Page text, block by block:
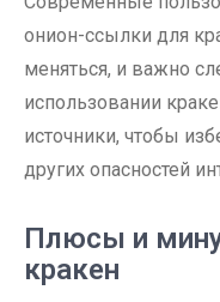
онион-ссылки для
меняться, и важно
использовании
источники, чтобы
других опасностей
Плюсы и
кракен